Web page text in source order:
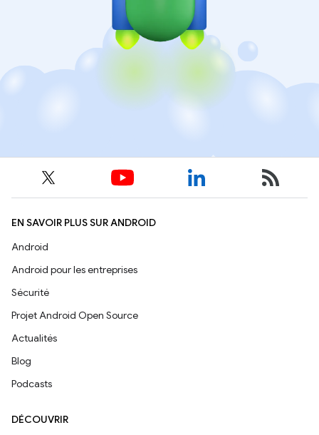
EN SAVOIR PLUS SUR ANDROID
Android
Android pour les entreprises
Sécurité
Projet Android Open Source
Actualités
Blog
Podcasts
DÉCOUVRIR